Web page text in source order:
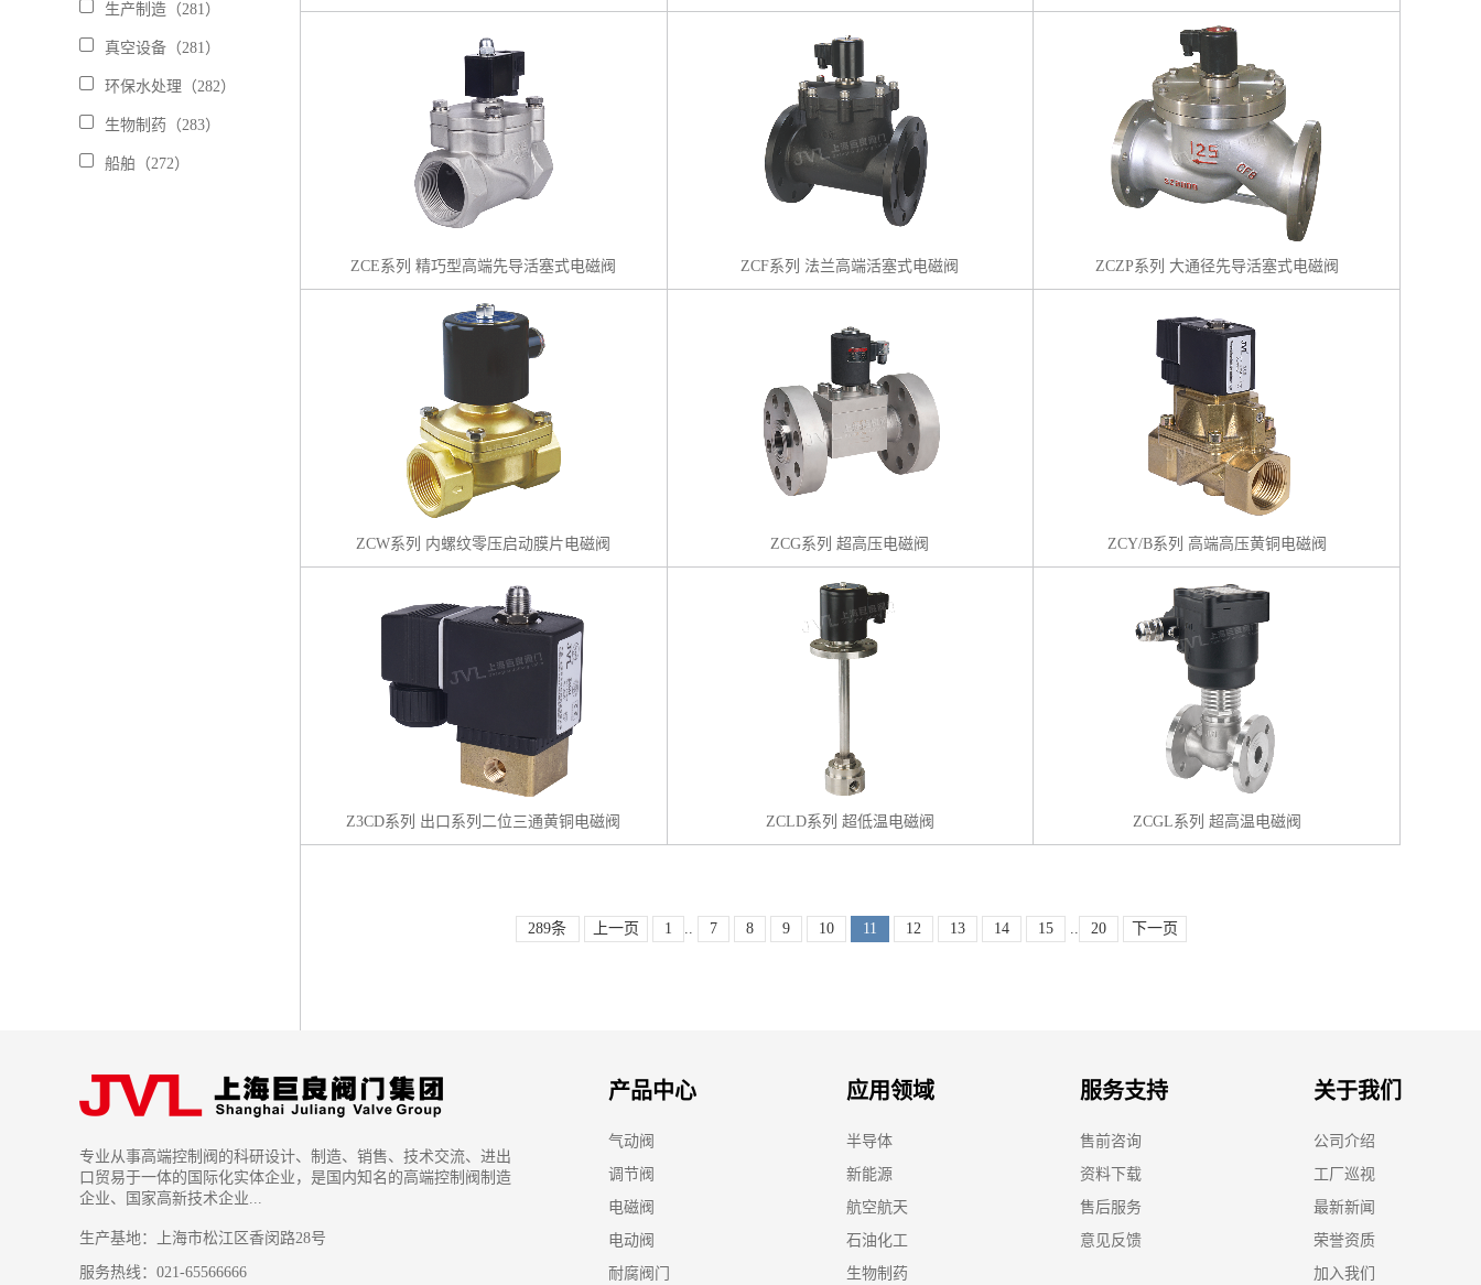
生产制造（281）
真空设备（281）
环保水处理（282）
生物制药（283）
船舶（272）
ZCE系列 精巧型高端先导活塞式电磁阀 ZCF系列 法兰高端活塞式电磁阀 ZCZP系列 大通径先导活塞式电磁阀
ZCW系列 内螺纹零压启动膜片电磁阀 ZCG系列 超高压电磁阀 ZCY/B系列 高端高压黄铜电磁阀
Z3CD系列 出口系列二位三通黄铜电磁阀 ZCLD系列 超低温电磁阀 ZCGL系列 超高温电磁阀
289条 上一页 1 .. 7 8 9 10 11 12 13 14 15 .. 20 下一页
专业从事高端控制阀的科研设计、制造、销售、技术交流、进出
口贸易于一体的国际化实体企业，是国内知名的高端控制阀制造
企业、国家高新技术企业...
生产基地：上海市松江区香闵路28号
服务热线：021-65566666
产品中心
气动阀
调节阀
电磁阀
电动阀
耐腐阀门
应用领域
半导体
新能源
航空航天
石油化工
生物制药
服务支持
售前咨询
资料下载
售后服务
意见反馈
关于我们
公司介绍
工厂巡视
最新新闻
荣誉资质
加入我们